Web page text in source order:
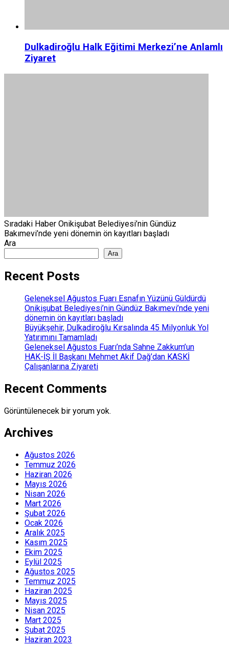
Dulkadiroğlu Halk Eğitimi Merkezi’ne Anlamlı
Ziyaret
Sıradaki Haber Onikişubat Belediyesi’nin Gündüz
Bakımevi’nde yeni dönemin ön kayıtları başladı
Ara
Ara
Recent Posts
Geleneksel Ağustos Fuarı Esnafın Yüzünü Güldürdü
Onikişubat Belediyesi’nin Gündüz Bakımevi’nde yeni
dönemin ön kayıtları başladı
Büyükşehir, Dulkadiroğlu Kırsalında 45 Milyonluk Yol
Yatırımını Tamamladı
Geleneksel Ağustos Fuarı’nda Sahne Zakkum’un
HAK-İŞ İl Başkanı Mehmet Akif Dağ’dan KASKİ
Çalışanlarına Ziyareti
Recent Comments
Görüntülenecek bir yorum yok.
Archives
Ağustos 2026
Temmuz 2026
Haziran 2026
Mayıs 2026
Nisan 2026
Mart 2026
Şubat 2026
Ocak 2026
Aralık 2025
Kasım 2025
Ekim 2025
Eylül 2025
Ağustos 2025
Temmuz 2025
Haziran 2025
Mayıs 2025
Nisan 2025
Mart 2025
Şubat 2025
Haziran 2023